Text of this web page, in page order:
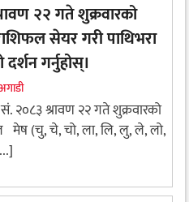
२२ गते शुक्रवारको
सेयर गरी पाथिभरा
दर्शन गर्नुहोस्।
२०८३ श्रावण २२ गते शुक्रवारको
मेष (चु, चे, चो, ला, लि, लु, ले, लो,